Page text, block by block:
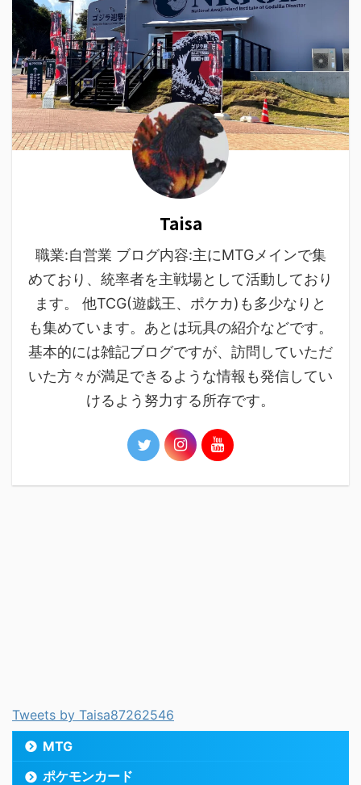
Taisa
職業:自営業 ブログ内容:主にMTGメインで集
めており、統率者を主戦場として活動しており
ます。 他TCG(遊戯王、ポケカ)も多少なりと
も集めています。あとは玩具の紹介などです。
基本的には雑記ブログですが、訪問していただ
いた方々が満足できるような情報も発信してい
けるよう努力する所存です。
Tweets by Taisa87262546
MTG
ポケモンカード